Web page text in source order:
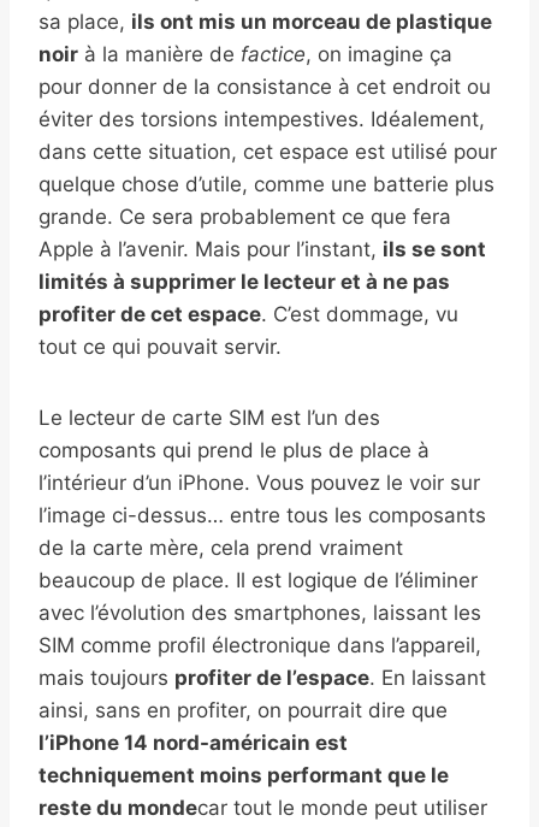
sa place, ils ont mis un morceau de plastique
noir à la manière de factice, on imagine ça
pour donner de la consistance à cet endroit ou
éviter des torsions intempestives. Idéalement,
dans cette situation, cet espace est utilisé pour
quelque chose d’utile, comme une batterie plus
grande. Ce sera probablement ce que fera
Apple à l’avenir. Mais pour l’instant, ils se sont
limités à supprimer le lecteur et à ne pas
profiter de cet espace. C’est dommage, vu
tout ce qui pouvait servir.
Le lecteur de carte SIM est l’un des
composants qui prend le plus de place à
l’intérieur d’un iPhone. Vous pouvez le voir sur
l’image ci-dessus… entre tous les composants
de la carte mère, cela prend vraiment
beaucoup de place. Il est logique de l’éliminer
avec l’évolution des smartphones, laissant les
SIM comme profil électronique dans l’appareil,
mais toujours profiter de l’espace. En laissant
ainsi, sans en profiter, on pourrait dire que
l’iPhone 14 nord-américain est
techniquement moins performant que le
reste du mondecar tout le monde peut utiliser